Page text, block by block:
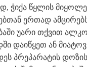
წყლის
ერთად
უარი თქვით
დაიწყეთ ან
პრეპარატის